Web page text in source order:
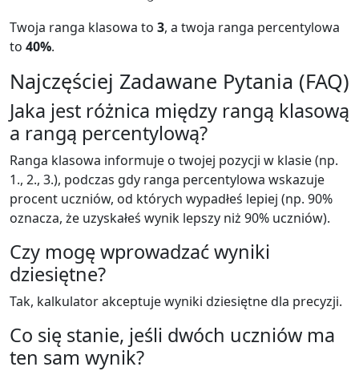
Twoja ranga klasowa to 3, a twoja ranga percentylowa
to 40%.
Najczęściej Zadawane Pytania (FAQ)
Jaka jest różnica między rangą klasową
a rangą percentylową?
Ranga klasowa informuje o twojej pozycji w klasie (np.
1., 2., 3.), podczas gdy ranga percentylowa wskazuje
procent uczniów, od których wypadłeś lepiej (np. 90%
oznacza, że uzyskałeś wynik lepszy niż 90% uczniów).
Czy mogę wprowadzać wyniki
dziesiętne?
Tak, kalkulator akceptuje wyniki dziesiętne dla precyzji.
Co się stanie, jeśli dwóch uczniów ma
ten sam wynik?